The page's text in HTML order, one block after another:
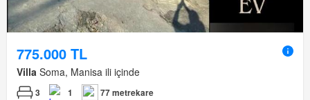
775.000 TL
Villa Soma, Manisa ili içinde
3 1 77 metrekare